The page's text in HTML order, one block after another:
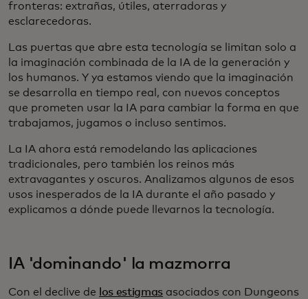
fronteras: extrañas, útiles, aterradoras y
esclarecedoras.
Las puertas que abre esta tecnología se limitan solo a
la imaginación combinada de la IA de la generación y
los humanos. Y ya estamos viendo que la imaginación
se desarrolla en tiempo real, con nuevos conceptos
que prometen usar la IA para cambiar la forma en que
trabajamos, jugamos o incluso sentimos.
La IA ahora está remodelando las aplicaciones
tradicionales, pero también los reinos más
extravagantes y oscuros. Analizamos algunos de esos
usos inesperados de la IA durante el año pasado y
explicamos a dónde puede llevarnos la tecnología.
IA 'dominando' la mazmorra
Con el declive de los estigmas asociados con Dungeons